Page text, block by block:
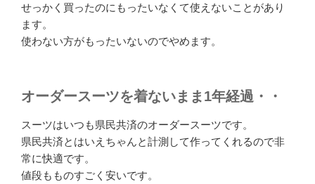
せっかく買ったのにもったいなくて使えないことがあり
ます。
使わない方がもったいないのでやめます。
オーダースーツを着ないまま1年経過・・
スーツはいつも県民共済のオーダースーツです。
県民共済とはいえちゃんと計測して作ってくれるので非
常に快適です。
値段もものすごく安いです。